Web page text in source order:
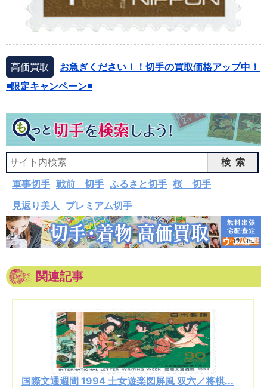
高価買取
お急ぎください！！切手の買取価格アップ中！
◾️限定キャンペーン◾️
検索
軍事切手 戦前 切手 ふるさと切手 桜 切手
見返り美人 プレミアム切手
関連記事
国際文通週間 1994 士女遊楽図屏風 双六／将棋...